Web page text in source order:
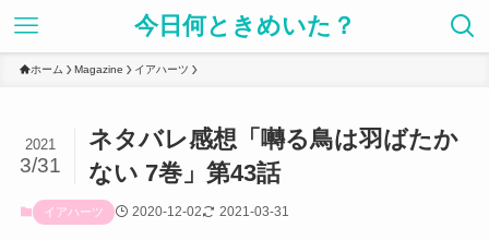
今日何ときめいた？
ホーム Magazine イアハーツ
ネタバレ感想「囀る鳥は羽ばたか
ない 7巻」第43話
2021
3/31
イアハーツ 2020-12-02 2021-03-31